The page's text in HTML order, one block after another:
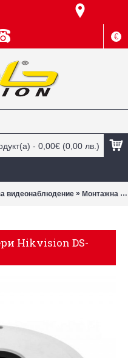
€
- 0,00€ (0,00 лв.)
видеонаблюдение » Монтажна основа камери Hikvision DS-1280ZJ-M
Hikvision DS-